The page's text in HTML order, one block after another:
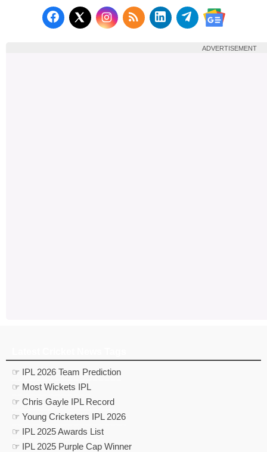
Follow us on Facebook
Follow us on X (Twitter)
Subscribe to our RSS
Follow us on
Follow us on
Follow us
ADVERTISEMENT
☞ IPL 2026 Team Prediction
☞ Most Wickets IPL
☞ Chris Gayle IPL Record
☞ Young Cricketers IPL 2026
☞ IPL 2025 Awards List
☞ IPL 2025 Purple Cap Winner